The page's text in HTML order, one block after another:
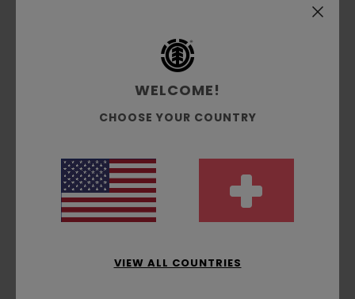
5/5
5. Juli 2026
Komfort: 5/5 Preis-Leistungs-Verhältnis: 5 Größe
Material: 5/5 Farbe: 5/5
Ich empfehle dieses Produkt
WELCOME!
CHOOSE YOUR COUNTRY
VIEW ALL COUNTRIES